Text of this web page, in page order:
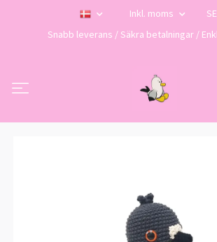
Inkl. moms
Snabb leverans / Säkra betalningar /